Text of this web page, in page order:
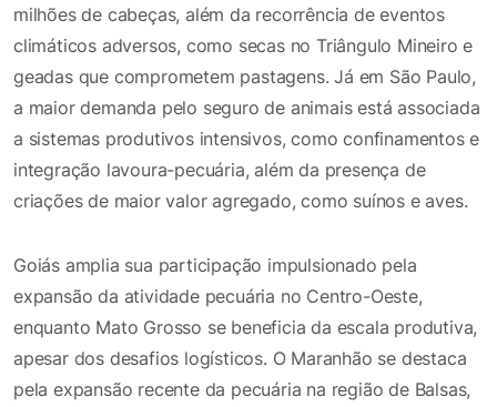
milhões de cabeças, além da recorrência de eventos
climáticos adversos, como secas no Triângulo Mineiro e
geadas que comprometem pastagens. Já em São Paulo,
a maior demanda pelo seguro de animais está associada
a sistemas produtivos intensivos, como confinamentos e
integração lavoura-pecuária, além da presença de
criações de maior valor agregado, como suínos e aves.
Goiás amplia sua participação impulsionado pela
expansão da atividade pecuária no Centro-Oeste,
enquanto Mato Grosso se beneficia da escala produtiva,
apesar dos desafios logísticos. O Maranhão se destaca
pela expansão recente da pecuária na região de Balsas,